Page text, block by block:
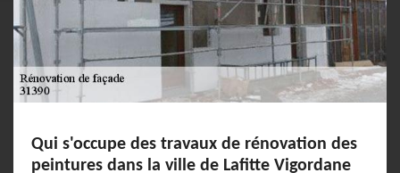
Qui s'occupe des travaux de rénovation des
peintures dans la ville de Lafitte Vigordane